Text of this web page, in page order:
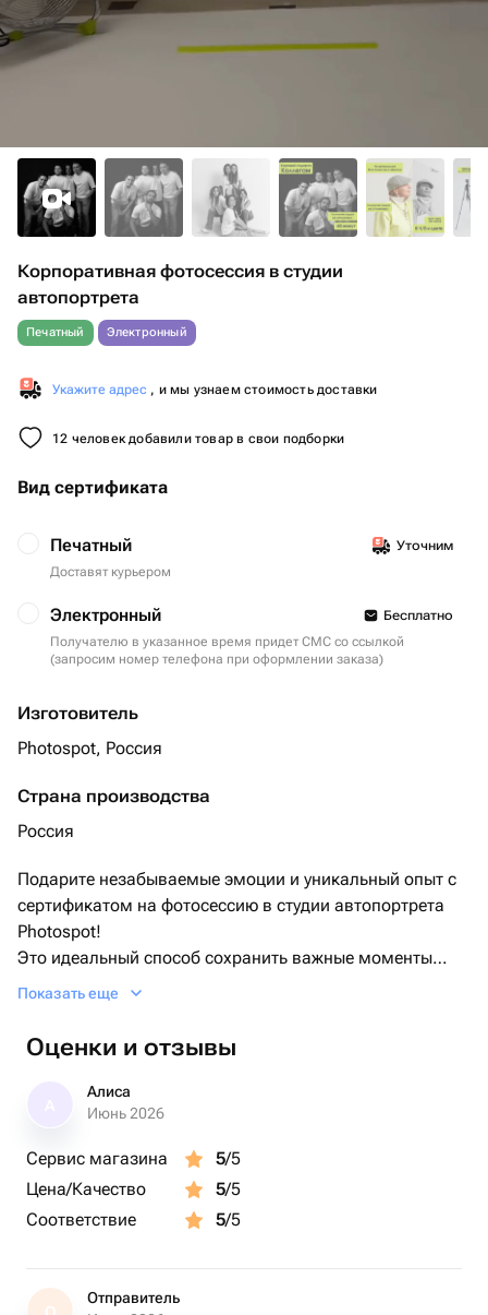
Корпоративная фотосессия в студии
автопортрета
Печатный Электронный
Укажите адрес , и мы узнаем стоимость доставки
12 человек добавили товар в свои подборки
Вид сертификата
Печатный
Уточним
Доставят курьером
Электронный
Бесплатно
Получателю в указанное время придет СМС со ссылкой
(запросим номер телефона при оформлении заказа)
Изготовитель
Photospot, Россия
Страна производства
Россия
Подарите незабываемые эмоции и уникальный опыт с
сертификатом на фотосессию в студии автопортрета
Photospot!
Это идеальный способ сохранить важные моменты
жизни, познакомиться с собой через объектив камеры
Подходит для крупных заказов на Новый год. Идеально
для подарков коллегам и партнерам.
В студии нет фотографа — вы сами становитесь
которым спрятана камера, позволит вам раскрыть
свою индивидуальность.
Выберите черный или белый интерьер, чтобы создать
Сертификат не имеет срока действия и подходит как
Показать еще
Оценки и отзывы
Алиса
Июнь 2026
Сервис магазина 5/5
Цена/Качество
5/5
Соответствие
5/5
Отправитель